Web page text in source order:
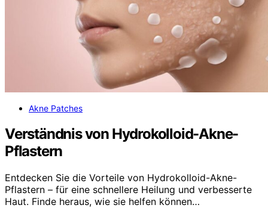
Akne Patches
Verständnis von Hydrokolloid-Akne-
Pflastern
Entdecken Sie die Vorteile von Hydrokolloid-Akne-
Pflastern – für eine schnellere Heilung und verbesserte
Haut. Finde heraus, wie sie helfen können…